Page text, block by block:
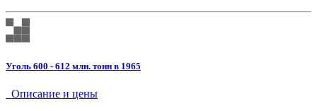
Уголь 600 - 612 млн. тонн в 1965
Описание и цены